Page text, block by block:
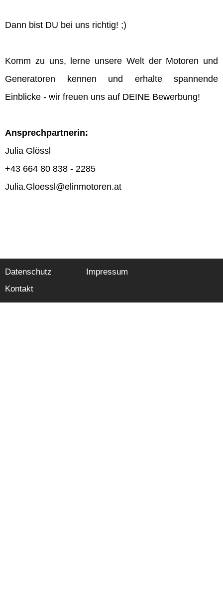
Dann bist DU bei uns richtig! ;)
Komm zu uns, lerne unsere Welt der Motoren und
Generatoren kennen und erhalte spannende
Einblicke - wir freuen uns auf DEINE Bewerbung!
Ansprechpartnerin:
Julia Glössl
+43 664 80 838 - 2285
Julia.Gloessl@elinmotoren.at
Datenschutz
Impressum
Kontakt